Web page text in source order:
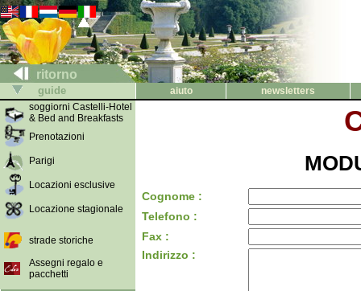
ritorno
guide aiuto
newsletters
soggiorni Castelli-Hotel
& Bed and Breakfasts
Prenotazioni
Parigi
Locazioni esclusive
Locazione stagionale
strade storiche
Assegni regalo e
pacchetti
Cognome :
Telefono :
Fax :
Indirizzo :